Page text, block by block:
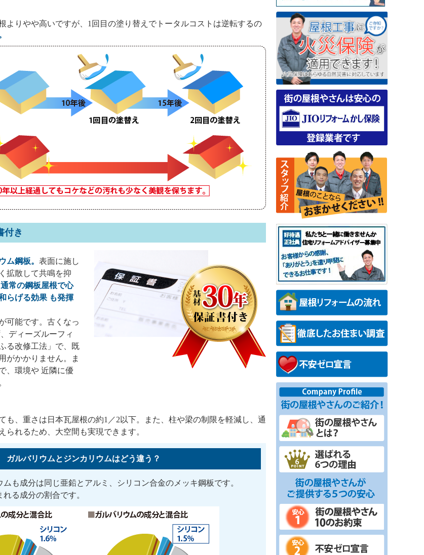
よりやや高いですが、1回目の塗り替えでトータルコストは逆転するの
付き
ム鋼板。 表面に施し
拡散して共鳴を抑
通常の鋼板屋根で心
らげる効果 も発揮
可能です。古くなっ
ディーズルーフィ
る改修工法」で、既
がかかりません。ま
、環境や 近隣に優
も、重さは日本瓦屋根の約1／2以下。また、柱や梁の制限を軽減し、通
られるため、大空間も実現できます。
ガルバリウムとジンカリウムはどう違う？
も成分は同じ亜鉛とアルミ、シリコン合金のメッキ鋼板です。
る成分の割合です。